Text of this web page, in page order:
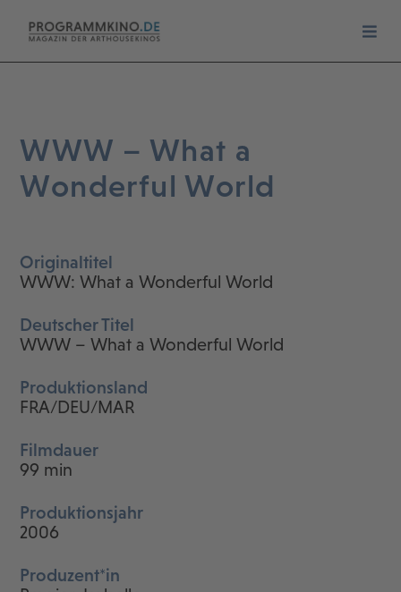
WWW – What a
Wonderful World
Originaltitel
WWW: What a Wonderful World
Deutscher Titel
WWW – What a Wonderful World
Produktionsland
FRA/DEU/MAR
Filmdauer
99 min
Produktionsjahr
2006
Produzent*in